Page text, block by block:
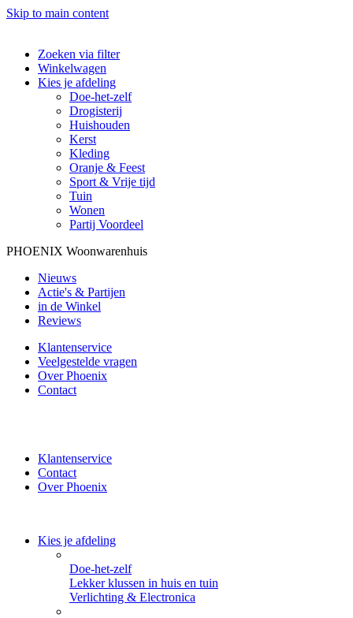
Skip to main content
Zoeken via filter
Winkelwagen
Kies je afdeling
Doe-het-zelf
Drogisterij
Huishouden
Kerst
Kleding
Oranje & Feest
Sport & Vrije tijd
Tuin
Wonen
Partij Voordeel
PHOENIX Woonwarenhuis
Nieuws
Actie's & Partijen
in de Winkel
Reviews
Klantenservice
Veelgestelde vragen
Over Phoenix
Contact
Klantenservice
Contact
Over Phoenix
Kies je afdeling
Doe-het-zelf
Lekker klussen in huis en tuin
Verlichting & Electronica